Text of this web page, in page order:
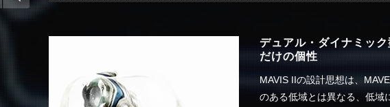
デュアル・ダイナミッ
だけの個性
MAVIS IIの設計思想は、
のある低域とは異なる、低域